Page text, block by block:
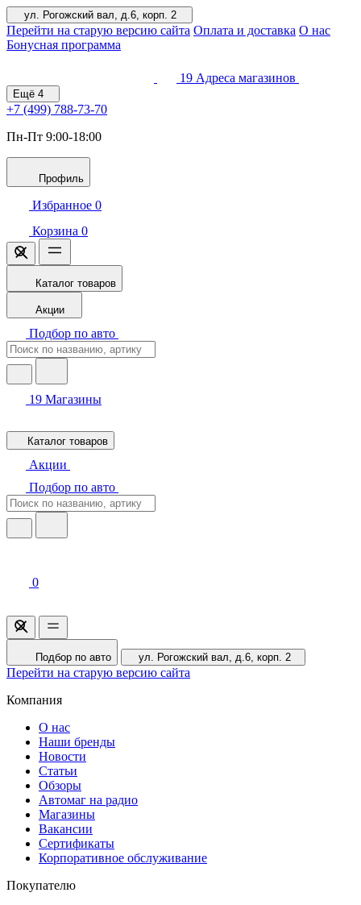
ул. Рогожский вал, д.6, корп. 2
Перейти на старую версию сайта Оплата и доставка О нас
Бонусная программа
19 Адреса магазинов
Ещё 4
+7 (499) 788-73-70
Пн-Пт 9:00-18:00
Профиль
Избранное 0
Корзина 0
Каталог товаров
Акции
Подбор по авто
19 Магазины
Каталог товаров
Акции
Подбор по авто
0
Подбор по авто ул. Рогожский вал, д.6, корп. 2
Перейти на старую версию сайта
Компания
О нас
Наши бренды
Новости
Статьи
Обзоры
Автомаг на радио
Магазины
Вакансии
Сертификаты
Корпоративное обслуживание
Покупателю